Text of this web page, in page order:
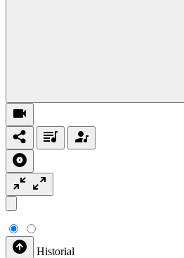
Historial